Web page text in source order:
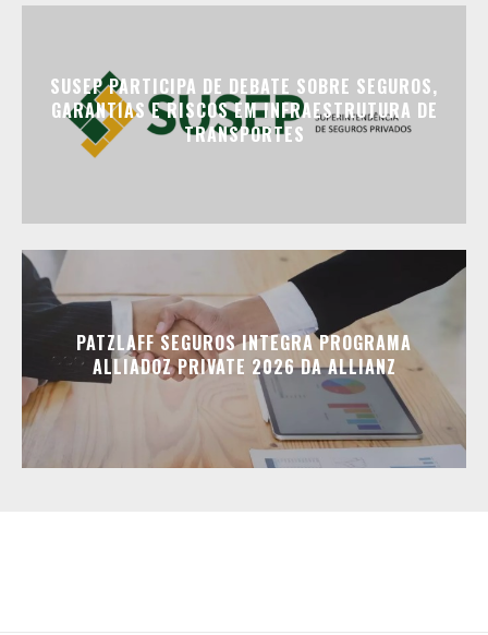
SUSEP PARTICIPA DE DEBATE SOBRE SEGUROS,
GARANTIAS E RISCOS EM INFRAESTRUTURA DE
TRANSPORTES
PATZLAFF SEGUROS INTEGRA PROGRAMA
ALLIADOZ PRIVATE 2026 DA ALLIANZ